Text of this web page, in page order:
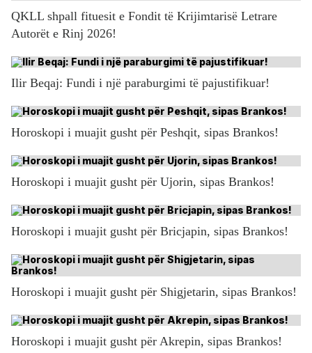
QKLL shpall fituesit e Fondit të Krijimtarisë Letrare
Autorët e Rinj 2026!
Ilir Beqaj: Fundi i një paraburgimi të pajustifikuar!
Horoskopi i muajit gusht për Peshqit, sipas Brankos!
Horoskopi i muajit gusht për Ujorin, sipas Brankos!
Horoskopi i muajit gusht për Bricjapin, sipas Brankos!
Horoskopi i muajit gusht për Shigjetarin, sipas Brankos!
Horoskopi i muajit gusht për Akrepin, sipas Brankos!